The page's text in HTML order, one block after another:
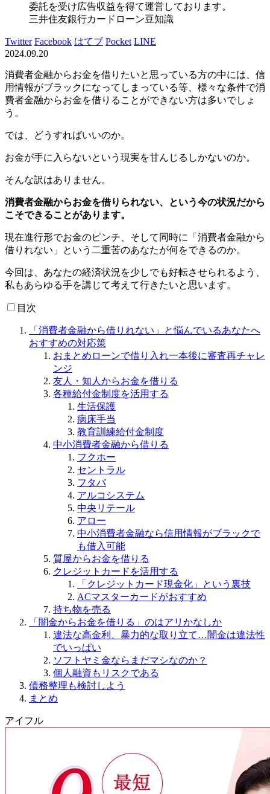
委託を受け広告収益を得て運営しております。
三井住友銀行カードローン豆知識
Twitter Facebook はてブ Pocket LINE
2024.09.20
消費者金融からお金を借りたいと思っている方の中には、信
用情報がブラックになってしまっている等、様々な条件で消
費者金融からお金を借りることができない方は多いでしょ
う。
では、どうすればいいのか。
お金が手に入らないという現実を甘んじるしかないのか。
そんな訳はありません。
消費者金融からお金を借りられない、という今の状況だから
こそできることがあります。
現在進行形でお金のピンチ、そして同時に「消費者金融から
借りれない」という二重苦のあなたが何をできるのか。
今回は、あなたの経済状況を少しでも好転させられるよう、
私もあらゆる手を講じて考えて行きたいと思います。
目次
「消費者金融から借りれない」と悩んでいるあなたへ
おすすめの対応策
おまとめローンで借り入れ一本後に審査再チャレ
ンジ
友人・知人からお金を借りる
各種給付金制度を活用する
生活保護
病床手当
教育訓練給付金制度
中小消費者金融から借りる
フクホー
セントラル
フタバ
アルコシステム
中央リテール
アロー
中小消費者金融なら信用情報がブラックで
も借入可能
質屋からお金を借りる
クレジットカードを活用する
「クレジットカード現金化」という裏技
ACマスターカードがおすすめ
持ち物を売る
「闇金からお金を借りる」のはアリかなしか
違法な高金利、暴力的な取り立て…闇金は違法性
でいっぱい
ソフトヤミ金ならまだマシなのか？
個人融資もリスクである
債務整理も検討しよう
まとめ
アイフル